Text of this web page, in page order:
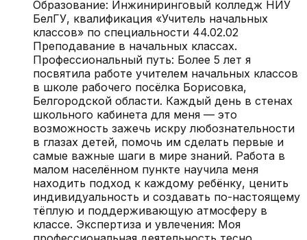
Образование: Инжиниринговый колледж НИУ
БелГУ, квалификация «Учитель начальных
классов» по специальности 44.02.02
Преподавание в начальных классах.
Профессиональный путь: Более 5 лет я
посвятила работе учителем начальных классов
в школе рабочего посёлка Борисовка,
Белгородской области. Каждый день в стенах
школьного кабинета для меня — это
возможность зажечь искру любознательности
в глазах детей, помочь им сделать первые и
самые важные шаги в мире знаний. Работа в
малом населённом пункте научила меня
находить подход к каждому ребёнку, ценить
индивидуальность и создавать по-настоящему
тёплую и поддерживающую атмосферу в
классе. Экспертиза и увлечения: Моя